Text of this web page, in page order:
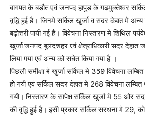
बागपत के बडौत एवं जनपद हापुड के गढमुक्तेश्वर
वृद्धि हुई है। जिनमे सर्किल खुर्जा व सदर देहात मे
बढ़ोत्तरी पायी गई है। विवेचना निस्तारण मे शिथिल
खुर्जा जनपद बुलंदशहर एवं क्षेत्राधिकारी सदर देहात
लिया गया एवं अन्य को सचेत किया गया है ।
पिछली समीक्षा मे खुर्जा सर्किल मे 369 विवेचना
हो गयी एवं सर्किल सदर देहात मे 268 विवेचना
गयी। निस्तारण के सापेक्ष सर्किल खुर्जा मे 55 और
की वृद्धि हुई है। इसी प्रकार सर्किल सरधना मे 29,